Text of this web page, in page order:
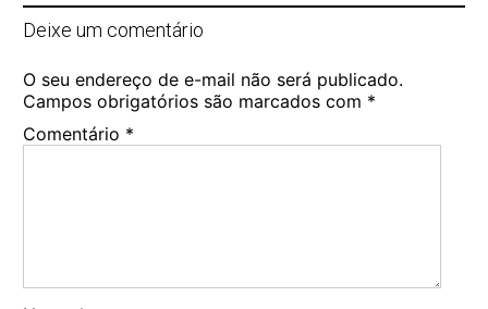
Deixe um comentário
O seu endereço de e-mail não será publicado.
Campos obrigatórios são marcados com *
Comentário *